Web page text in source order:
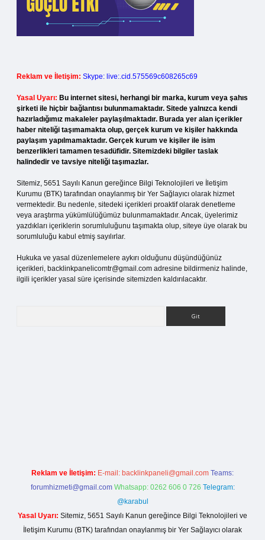
Reklam ve İletişim: Skype: live:.cid.575569c608265c69
Yasal Uyarı: Bu internet sitesi, herhangi bir marka, kurum veya şahıs
şirketi ile hiçbir bağlantısı bulunmamaktadır. Sitede yalnızca kendi
hazırladığımız makaleler paylaşılmaktadır. Burada yer alan içerikler
haber niteliği taşımamakta olup, gerçek kurum ve kişiler hakkında
paylaşım yapılmamaktadır. Gerçek kurum ve kişiler ile isim
benzerlikleri tamamen tesadüfidir. Sitemizdeki bilgiler taslak
halindedir ve tavsiye niteliği taşımazlar.
Sitemiz, 5651 Sayılı Kanun gereğince Bilgi Teknolojileri ve İletişim
Kurumu (BTK) tarafından onaylanmış bir Yer Sağlayıcı olarak hizmet
vermektedir. Bu nedenle, sitedeki içerikleri proaktif olarak denetleme
veya araştırma yükümlülüğümüz bulunmamaktadır. Ancak, üyelerimiz
yazdıkları içeriklerin sorumluluğunu taşımakta olup, siteye üye olarak bu
sorumluluğu kabul etmiş sayılırlar.
Hukuka ve yasal düzenlemelere aykırı olduğunu düşündüğünüz
içerikleri, backlinkpanelicomtr@gmail.com adresine bildirmeniz halinde,
ilgili içerikler yasal süre içerisinde sitemizden kaldırılacaktır.
Reklam ve İletişim: E-mail: backlinkpaneli@gmail.com Teams:
forumhizmeti@gmail.com Whatsapp: 0262 606 0 726 Telegram:
@karabul
Yasal Uyarı: Sitemiz, 5651 Sayılı Kanun gereğince Bilgi Teknolojileri ve
İletişim Kurumu (BTK) tarafından onaylanmış bir Yer Sağlayıcı olarak